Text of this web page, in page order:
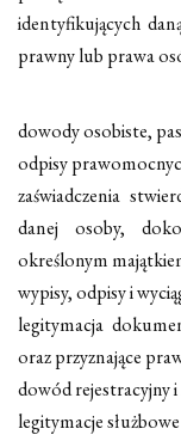
identyfikujących
prawny lub prawa
dowody osobiste,
odpisy
zaświadczenia
danej osoby,
określonym
wypisy, odpisy i
legitymacja
oraz przyznające
dowód rejestracyjny
legitymacje służbowe